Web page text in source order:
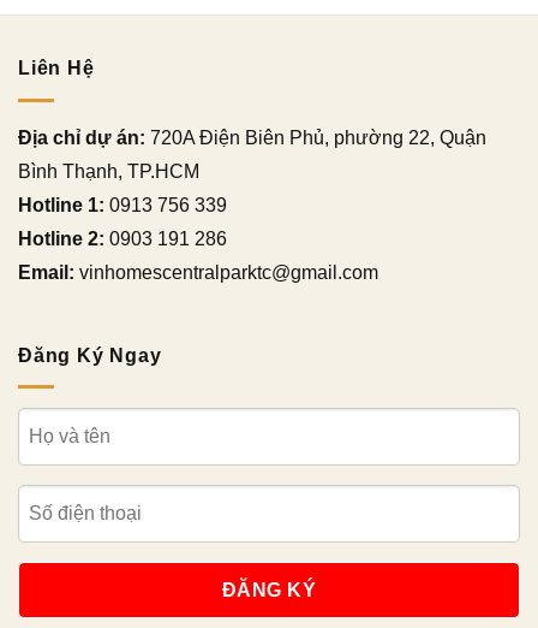
Liên Hệ
Địa chỉ dự án: 720A Điện Biên Phủ, phường 22, Quận
Bình Thạnh, TP.HCM
Hotline 1: 0913 756 339
Hotline 2: 0903 191 286
Email: vinhomescentralparktc@gmail.com
Đăng Ký Ngay